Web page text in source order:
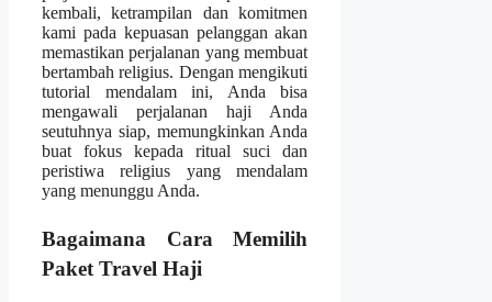
kembali, ketrampilan dan komitmen
kami pada kepuasan pelanggan akan
memastikan perjalanan yang membuat
bertambah religius. Dengan mengikuti
tutorial mendalam ini, Anda bisa
mengawali perjalanan haji Anda
seutuhnya siap, memungkinkan Anda
buat fokus kepada ritual suci dan
peristiwa religius yang mendalam
yang menunggu Anda.
Bagaimana Cara Memilih
Paket Travel Haji